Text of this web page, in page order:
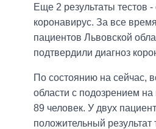
Еще 2 результаты тестов
коронавирус. За все
пациентов Львовской
подтвердили диагноз
По состоянию на сейчас,
области с подозрением на
89 человек. У двух
положительный результат